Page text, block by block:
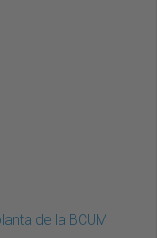
de la BCUM